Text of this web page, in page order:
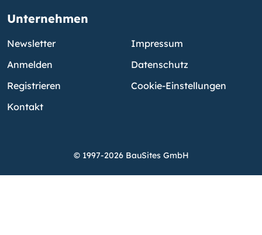
Unternehmen
Newsletter
Anmelden
Registrieren
Kontakt
Impressum
Datenschutz
Cookie-Einstellungen
© 1997-2026 BauSites GmbH